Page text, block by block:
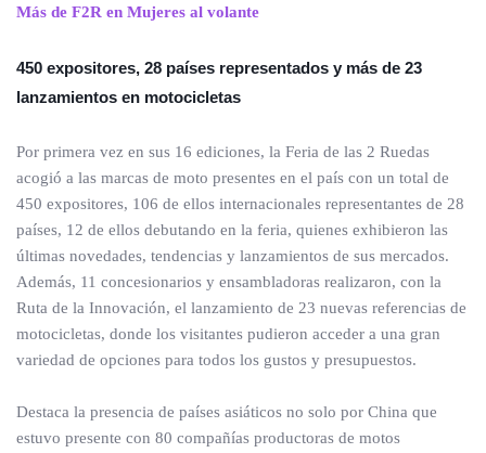
Más de F2R en Mujeres al volante
450 expositores, 28 países representados y más de 23
lanzamientos en motocicletas
Por primera vez en sus 16 ediciones, la Feria de las 2 Ruedas
acogió a las marcas de moto presentes en el país con un total de
450 expositores, 106 de ellos internacionales representantes de 28
países, 12 de ellos debutando en la feria, quienes exhibieron las
últimas novedades, tendencias y lanzamientos de sus mercados.
Además, 11 concesionarios y ensambladoras realizaron, con la
Ruta de la Innovación, el lanzamiento de 23 nuevas referencias de
motocicletas, donde los visitantes pudieron acceder a una gran
variedad de opciones para todos los gustos y presupuestos.
Destaca la presencia de países asiáticos no solo por China que
estuvo presente con 80 compañías productoras de motos